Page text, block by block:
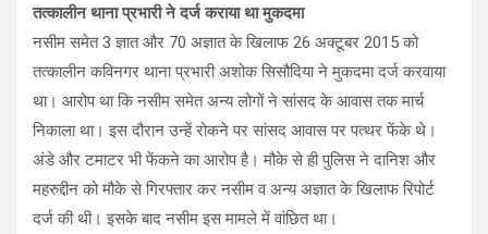
तत्कालीन थाना प्रभारी ने दर्ज कराया था मुकदमा
नसीम समेत 3 ज्ञात और 70 अज्ञात के खिलाफ 26 अक्टूबर 2015 को
तत्कालीन कविनगर थाना प्रभारी अशोक सिसौदिया ने मुकदमा दर्ज करवाया
था। आरोप था कि नसीम समेत अन्य लोगों ने सांसद के आवास तक मार्च
निकाला था। इस दौरान उन्हें रोकने पर सांसद आवास पर पत्थर फेंके थे।
अंडे और टमाटर भी फेंकने का आरोप है। मौके से ही पुलिस ने दानिश और
महरुद्दीन को मौके से गिरफ्तार कर नसीम व अन्य अज्ञात के खिलाफ रिपोर्ट
दर्ज की थी। इसके बाद नसीम इस मामले में वांछित था।